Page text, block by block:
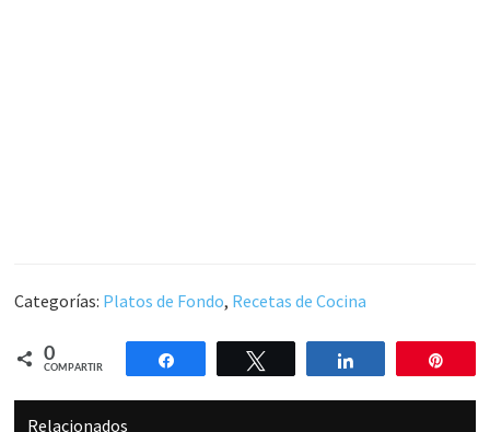
Categorías: Platos de Fondo, Recetas de Cocina
0
COMPARTIR
Compartir Compartir
Relacionados